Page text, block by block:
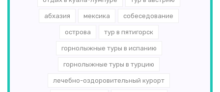
абхазия мексика собеседование
острова тур в пятигорск
горнолыжные туры в испанию
горнолыжные туры в турцию
лечебно-оздоровительный курорт